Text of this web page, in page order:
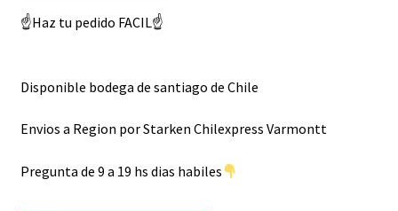
☝️Haz tu pedido FACIL☝️
Disponible bodega de santiago de Chile
Envios a Region por Starken Chilexpress Varmontt
Pregunta de 9 a 19 hs dias habiles